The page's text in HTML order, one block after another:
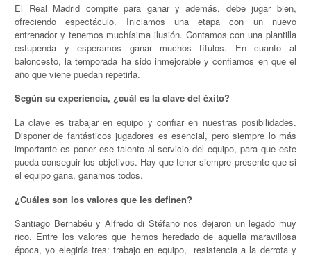
El Real Madrid compite para ganar y además, debe jugar bien,
ofreciendo espectáculo. Iniciamos una etapa con un nuevo
entrenador y tenemos muchísima ilusión. Contamos con una plantilla
estupenda y esperamos ganar muchos títulos. En cuanto al
baloncesto, la temporada ha sido inmejorable y confiamos en que el
año que viene puedan repetirla.
Según su experiencia, ¿cuál es la clave del éxito?
La clave es trabajar en equipo y confiar en nuestras posibilidades.
Disponer de fantásticos jugadores es esencial, pero siempre lo más
importante es poner ese talento al servicio del equipo, para que este
pueda conseguir los objetivos. Hay que tener siempre presente que si
el equipo gana, ganamos todos.
¿Cuáles son los valores que les definen?
Santiago Bernabéu y Alfredo di Stéfano nos dejaron un legado muy
rico. Entre los valores que hemos heredado de aquella maravillosa
época, yo elegiría tres: trabajo en equipo, resistencia a la derrota y